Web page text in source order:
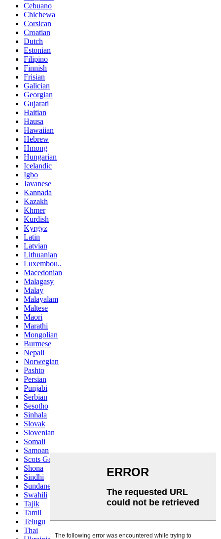
Cebuano
Chichewa
Corsican
Croatian
Dutch
Estonian
Filipino
Finnish
Frisian
Galician
Georgian
Gujarati
Haitian
Hausa
Hawaiian
Hebrew
Hmong
Hungarian
Icelandic
Igbo
Javanese
Kannada
Kazakh
Khmer
Kurdish
Kyrgyz
Latin
Latvian
Lithuanian
Luxembou..
Macedonian
Malagasy
Malay
Malayalam
Maltese
Maori
Marathi
Mongolian
Burmese
Nepali
Norwegian
Pashto
Persian
Punjabi
Serbian
Sesotho
Sinhala
Slovak
Slovenian
Somali
Samoan
Scots Gaelic
Shona
Sindhi
Sundanese
Swahili
Tajik
Tamil
Telugu
Thai